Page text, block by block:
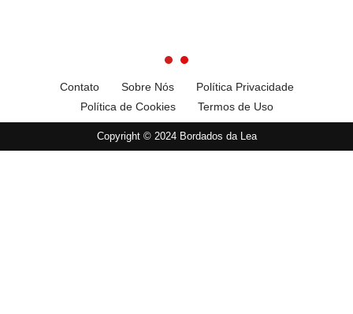
Contato Sobre Nós
Política Privacidade
Política de Cookies
Termos de Uso
Copyright © 2024 Bordados da Lea